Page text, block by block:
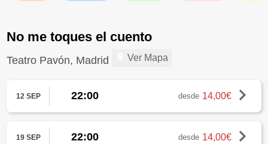
No me toques el cuento
Teatro Pavón, Madrid Ver Mapa
12 SEP 22:00 desde 14,00€
19 SEP 22:00 desde 14,00€